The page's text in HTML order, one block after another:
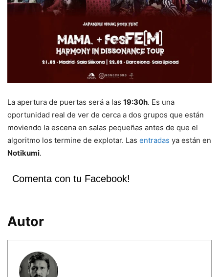
La apertura de puertas será a las 19:30h. Es una
oportunidad real de ver de cerca a dos grupos que están
moviendo la escena en salas pequeñas antes de que el
algoritmo los termine de explotar. Las entradas ya están en
Notikumi.
Comenta con tu Facebook!
Autor